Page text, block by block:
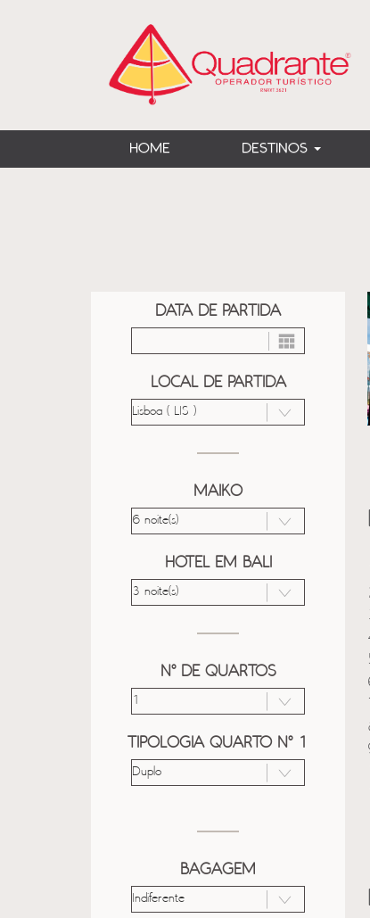
HOME DESTINOS
DATA DE PARTIDA
LOCAL DE PARTIDA
MAIKO
HOTEL EM BALI
Nº DE QUARTOS
TIPOLOGIA QUARTO Nº 1
BAGAGEM